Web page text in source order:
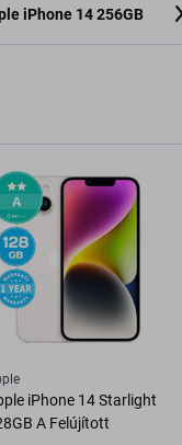
iPhone 14 256GB
iPhone 14 Starlight
A Felújított